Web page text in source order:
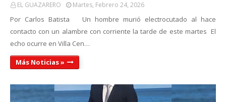
EL GUAZARERO Martes, Febrero 24, 2026
Por Carlos Batista Un hombre murió electrocutado al hace
contacto con un alambre con corriente la tarde de este martes El
echo ocurre en Villa Cen…
Más Noticias »